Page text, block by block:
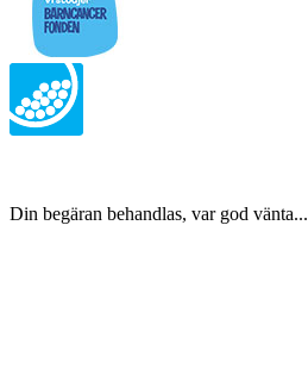
Din begäran behandlas, var god vänta...